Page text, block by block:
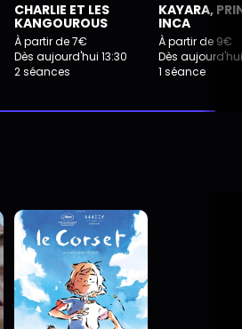
CHARLIE ET LES
KANGOUROUS
À partir de 7€
Dès aujourd'hui 13:30
2 séances
KAYARA,
INCA
À partir de 9€
Dès
1 séance